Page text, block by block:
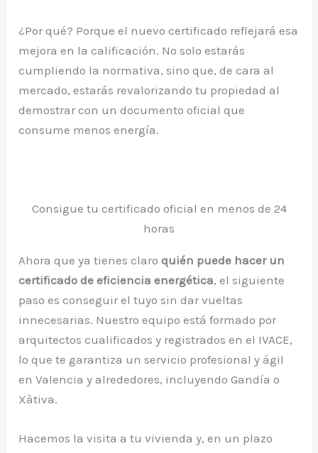
¿Por qué? Porque el nuevo certificado reflejará esa
mejora en la calificación. No solo estarás
cumpliendo la normativa, sino que, de cara al
mercado, estarás revalorizando tu propiedad al
demostrar con un documento oficial que
consume menos energía.
Consigue tu certificado oficial en menos de 24
horas
Ahora que ya tienes claroquién puede hacer un
certificado de eficiencia energética, el siguiente
paso es conseguir el tuyo sin dar vueltas
innecesarias. Nuestro equipo está formado por
arquitectos cualificados y registrados en el IVACE,
lo que te garantiza un servicio profesional y ágil
en Valencia y alrededores, incluyendo Gandía o
Xàtiva.
Hacemos la visita a tu vivienda y, en un plazo